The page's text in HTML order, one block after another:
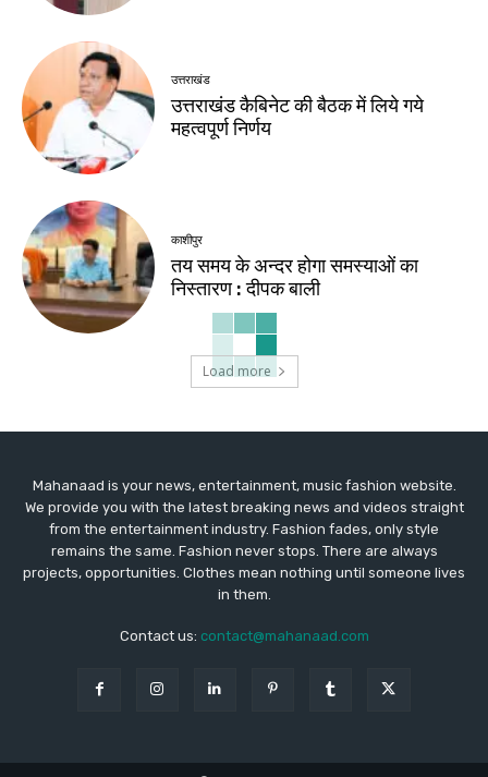
उत्तराखंड
उत्तराखंड कैबिनेट की बैठक में लिये गये
महत्वपूर्ण निर्णय
काशीपुर
तय समय के अन्दर होगा समस्याओं का
निस्तारण : दीपक बाली
Load more
Mahanaad is your news, entertainment, music fashion website.
We provide you with the latest breaking news and videos straight
from the entertainment industry. Fashion fades, only style
remains the same. Fashion never stops. There are always
projects, opportunities. Clothes mean nothing until someone lives
in them.
Contact us: contact@mahanaad.com